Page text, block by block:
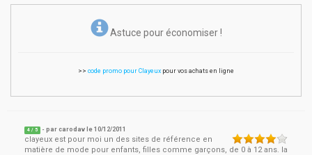
Astuce pour économiser !
>> code promo pour Clayeux pour vos achats en ligne
4 / 5 - parcarodav le10/12/2011
clayeux est pour moi un des sites de référence en
matière de mode pour enfants, filles comme garçons, de 0 à 12 ans. la